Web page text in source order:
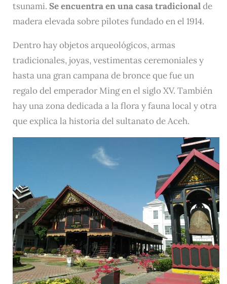
tsunami. Se encuentra en una casa tradicionalde
madera elevada sobre pilotes fundado en el 1914.
Dentro hay objetos arqueológicos, armas
tradicionales, joyas, vestimentas ceremoniales y
hasta una gran campana de bronce que fue un
regalo del emperador Ming en el siglo XV. También
hay una zona dedicada a la flora y fauna local y otra
que explica la historia del sultanato de Aceh.